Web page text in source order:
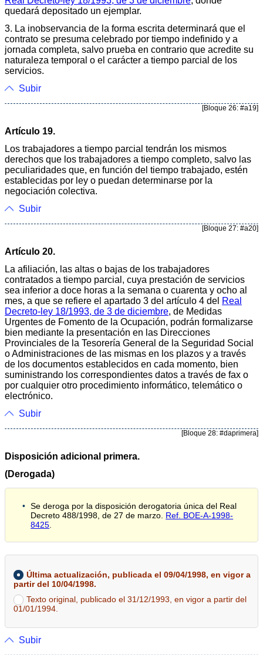
quedará depositado un ejemplar.
3. La inobservancia de la forma escrita determinará que el
contrato se presuma celebrado por tiempo indefinido y a
jornada completa, salvo prueba en contrario que acredite su
naturaleza temporal o el carácter a tiempo parcial de los
servicios.
Subir
[Bloque 26: #a19]
Artículo 19.
Los trabajadores a tiempo parcial tendrán los mismos
derechos que los trabajadores a tiempo completo, salvo las
peculiaridades que, en función del tiempo trabajado, estén
establecidas por ley o puedan determinarse por la
negociación colectiva.
Subir
[Bloque 27: #a20]
Artículo 20.
La afiliación, las altas o bajas de los trabajadores
contratados a tiempo parcial, cuya prestación de servicios
sea inferior a doce horas a la semana o cuarenta y ocho al
mes, a que se refiere el apartado 3 del artículo 4 del Real
Decreto-ley 18/1993, de 3 de diciembre, de Medidas
Urgentes de Fomento de la Ocupación, podrán formalizarse
bien mediante la presentación en las Direcciones
Provinciales de la Tesorería General de la Seguridad Social
o Administraciones de las mismas en los plazos y a través
de los documentos establecidos en cada momento, bien
suministrando los correspondientes datos a través de fax o
por cualquier otro procedimiento informático, telemático o
electrónico.
Subir
[Bloque 28: #daprimera]
Disposición adicional primera.
(Derogada)
Se deroga por la disposición derogatoria única del Real
Decreto 488/1998, de 27 de marzo. Ref. BOE-A-1998-
8425
Última actualización, publicada el 09/04/1998, en vigor a
partir del 10/04/1998.
Texto original, publicado el 31/12/1993, en vigor a partir del
01/01/1994.
Subir